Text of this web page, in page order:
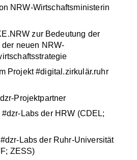
NRW-Wirtschaftsministerin
zur Bedeutung der
neuen NRW-
Projekt #digital.zirkulär.ruhr
Projektpartner
Labs der HRW (CDEL;
Labs der Ruhr-Universität
ZESS)